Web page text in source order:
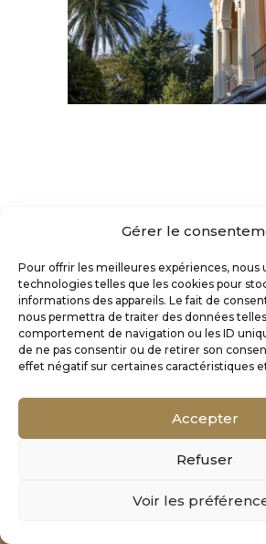
Gérer le
Pour offrir les meilleures expériences, nous
technologies telles que les cookies pour
informations des appareils. Le fait de
nous permettra de traiter des données
comportement de navigation ou les ID
de ne pas consentir ou de retirer son
effet négatif sur certaines caractéristiques
Accepter
Refuser
Voir les
Mentions Légales